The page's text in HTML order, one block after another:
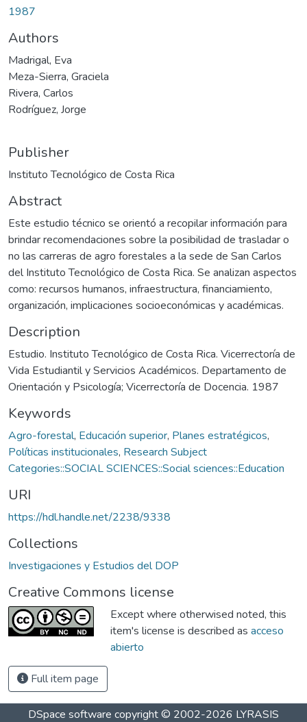
1987
Authors
Madrigal, Eva
Meza-Sierra, Graciela
Rivera, Carlos
Rodríguez, Jorge
Publisher
Instituto Tecnológico de Costa Rica
Abstract
Este estudio técnico se orientó a recopilar información para
brindar recomendaciones sobre la posibilidad de trasladar o
no las carreras de agro forestales a la sede de San Carlos
del Instituto Tecnológico de Costa Rica. Se analizan aspectos
como: recursos humanos, infraestructura, financiamiento,
organización, implicaciones socioeconómicas y académicas.
Description
Estudio. Instituto Tecnológico de Costa Rica. Vicerrectoría de
Vida Estudiantil y Servicios Académicos. Departamento de
Orientación y Psicología; Vicerrectoría de Docencia. 1987
Keywords
Agro-forestal, Educación superior, Planes estratégicos,
Políticas institucionales, Research Subject
Categories::SOCIAL SCIENCES::Social sciences::Education
URI
https://hdl.handle.net/2238/9338
Collections
Investigaciones y Estudios del DOP
Creative Commons license
Except where otherwised noted, this
item's license is described as acceso
abierto
Full item page
DSpace software copyright © 2002-2026 LYRASIS